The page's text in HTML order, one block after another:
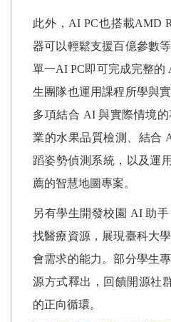
此外， AI PC也搭載AMD
器可以輕鬆支援百億參數
單一AI PC即可完成完整的
生團隊也運用課程所學與
多項結合 AI與實際情境
業的水果品質檢測、結合
蹈姿勢偵測系統，以及運用
薦的智慧地圖專案。
另有學生開發校園 AI 助
找醫療資源，展現臺科大
會需求的能力。部分學生
源方式釋出，回饋開源社
的正向循環。